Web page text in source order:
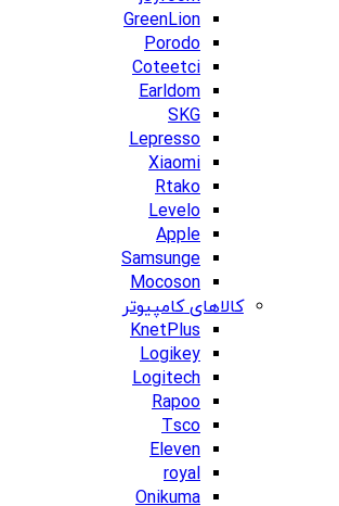
GreenLion
Porodo
Coteetci
Earldom
SKG
Lepresso
Xiaomi
Rtako
Levelo
Apple
Samsunge
Mocoson
کالاهای کامپیوتر
KnetPlus
Logikey
Logitech
Rapoo
Tsco
Eleven
royal
Onikuma